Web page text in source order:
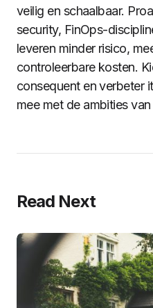
veilig en schaalbaar.
security, FinOps-
leveren minder risico,
controleerbare kosten.
consequent en verbeter
mee met de ambities
Read Next